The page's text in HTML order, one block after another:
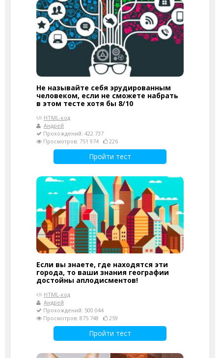
Не называйте себя эрудированным
человеком, если не сможете набрать
в этом тесте хотя бы 8/10
HTML-код
Андрей
Прохождений: 422 737
Просмотров: 751 974
226
Пройти тест
Если вы знаете, где находятся эти
города, то ваши знания географии
достойны аплодисментов!
HTML-код
Андрей
Прохождений: 500 044
Просмотров: 875 748
259
Пройти тест